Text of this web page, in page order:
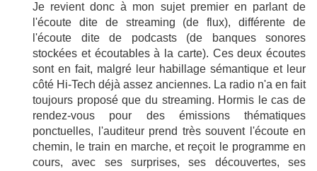
Je revient donc à mon sujet premier en parlant de
l'écoute dite de streaming (de flux), différente de
l'écoute dite de podcasts (de banques sonores
stockées et écoutables à la carte). Ces deux écoutes
sont en fait, malgré leur habillage sémantique et leur
côté Hi-Tech déjà assez anciennes. La radio n'a en fait
toujours proposé que du streaming. Hormis le cas de
rendez-vous pour des émissions thématiques
ponctuelles, l'auditeur prend très souvent l'écoute en
chemin, le train en marche, et reçoit le programme en
cours, avec ses surprises, ses découvertes, ses